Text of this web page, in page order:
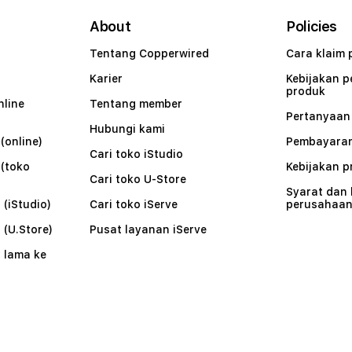
lama ke
About
Tentang Copperwired
Karier
Tentang member
Hubungi kami
Cari toko iStudio
Cari toko U-Store
Cari toko iServe
Pusat layanan iServe
Policies
Cara klaim
Kebijakan
produk
Pertanyaan
Kebijakan
Syarat dan
perusahaan